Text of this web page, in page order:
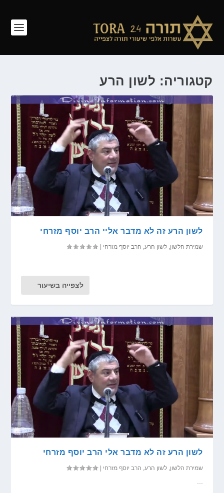
קטגוריה: לשון הרע
לשון הרע זה לא מדבר אליי הרב יוסף מזרחי
שמירת הלשון ,לשון הרע הרב יוסף מזרחי |
לצפייה בשיעור
לשון הרע זה לא מדבר אלי הרב יוסף מזרחי
שמירת הלשון ,לשון הרע הרב יוסף מזרחי |